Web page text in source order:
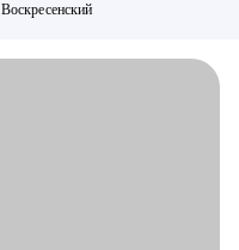
Воскресенский